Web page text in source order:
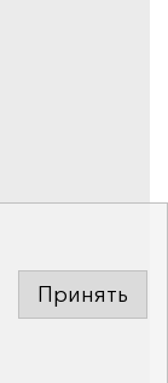
Принять